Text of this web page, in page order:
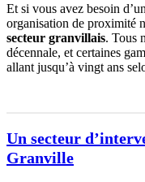
Et si vous avez besoin
organisation de proximité
secteur granvillais. Tous
décennale, et certaines
allant jusqu’à vingt ans
Un secteur
Granville